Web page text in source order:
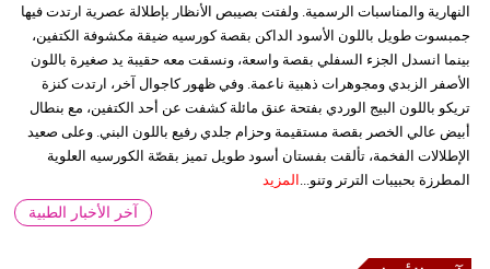
النهارية والمناسبات الرسمية. ولفتت بصيبص الأنظار بإطلالة عصرية ارتدت فيها
جمبسوت طويل باللون الأسود الداكن بقصة كورسيه ضيقة مكشوفة الكتفين،
بينما انسدل الجزء السفلي بقصة واسعة، ونسقت معه حقيبة يد صغيرة باللون
الأصفر الزبدي ومجوهرات ذهبية ناعمة. وفي ظهور كاجوال آخر، ارتدت كنزة
تريكو باللون البيج الوردي بفتحة عنق مائلة كشفت عن أحد الكتفين، مع بنطال
أبيض عالي الخصر بقصة مستقيمة وحزام جلدي رفيع باللون البني. وعلى صعيد
الإطلالات الفخمة، تألقت بفستان أسود طويل تميز بقصّة الكورسيه العلوية
المطرزة بحبيبات الترتر وتنو... المزيد
آخر الأخبار الطبية